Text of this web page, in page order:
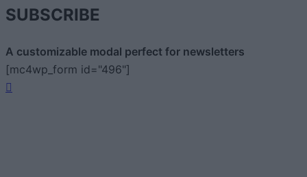
SUBSCRIBE
A customizable modal perfect for newsletters
[mc4wp_form id="496"]